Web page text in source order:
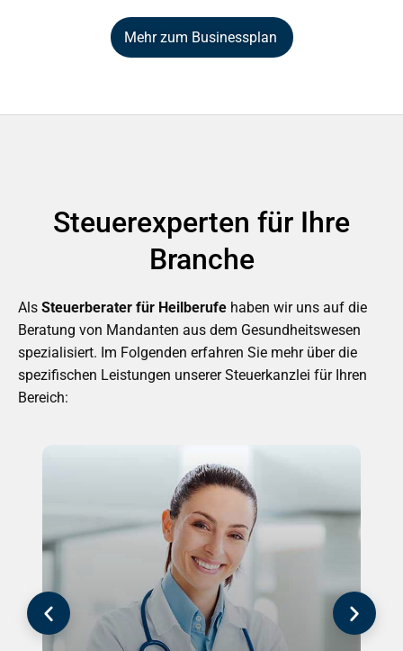
Mehr zum Businessplan
Steuerexperten für Ihre
Branche
Als Steuerberater für Heilberufe haben wir uns auf die
Beratung von Mandanten aus dem Gesundheitswesen
spezialisiert. Im Folgenden erfahren Sie mehr über die
spezifischen Leistungen unserer Steuerkanzlei für Ihren
Bereich: